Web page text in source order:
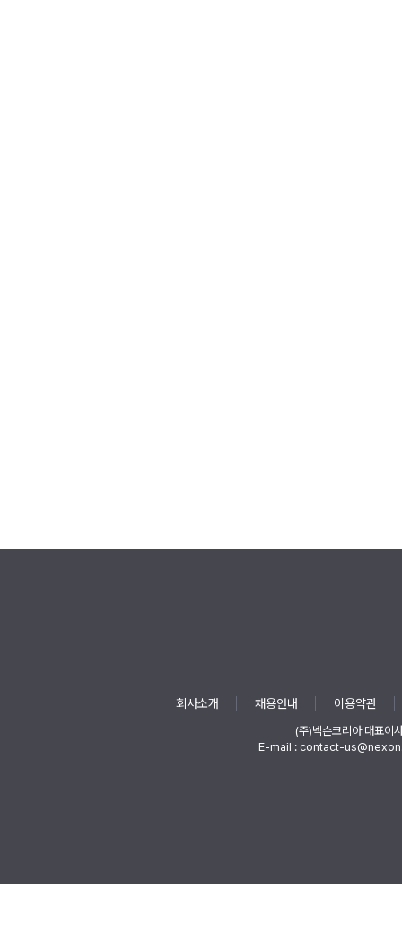
회사소개 채용안내 이용약관
(주)넥슨코리아 대표이
E-mail : contact-